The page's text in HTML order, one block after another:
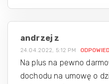
andrzej z
24.04.2022, 5:12 PM
Na plus na pewno
dochodu na umowę o